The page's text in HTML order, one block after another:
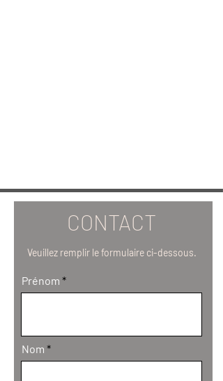
CONTACT
Veuillez remplir le formulaire ci-dessous.
Prénom
Nom